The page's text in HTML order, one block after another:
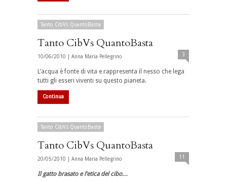
Tanto CibVs QuantoBasta
Tanto CibVs QuantoBasta
10/06/2010 | Anna Maria Pellegrino 3
L’acqua è fonte di vita e rappresenta il nesso che lega
tutti gli esseri viventi su questo pianeta.
Continua
Tanto CibVs QuantoBasta
Tanto CibVs QuantoBasta
20/05/2010 | Anna Maria Pellegrino 11
Il gatto brasato e l’etica del cibo…